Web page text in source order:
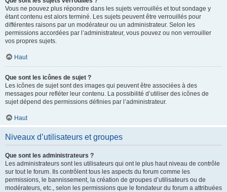
Vous ne pouvez plus répondre dans les sujets verrouillés et tout sondage y
étant contenu est alors terminé. Les sujets peuvent être verrouillés pour
différentes raisons par un modérateur ou un administrateur. Selon les
permissions accordées par l’administrateur, vous pouvez ou non verrouiller
vos propres sujets.
Haut
Que sont les icônes de sujet ?
Les icônes de sujet sont des images qui peuvent être associées à des
messages pour refléter leur contenu. La possibilité d’utiliser des icônes de
sujet dépend des permissions définies par l’administrateur.
Haut
Niveaux d’utilisateurs et groupes
Que sont les administrateurs ?
Les administrateurs sont les utilisateurs qui ont le plus haut niveau de contrôle
sur tout le forum. Ils contrôlent tous les aspects du forum comme les
permissions, le bannissement, la création de groupes d’utilisateurs ou de
modérateurs, etc., selon les permissions que le fondateur du forum a attribuées